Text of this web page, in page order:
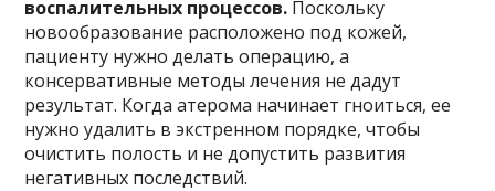
воспалительных процессов. Поскольку
новообразование расположено под кожей,
пациенту нужно делать операцию, а
консервативные методы лечения не дадут
результат. Когда атерома начинает гноиться, ее
нужно удалить в экстренном порядке, чтобы
очистить полость и не допустить развития
негативных последствий.